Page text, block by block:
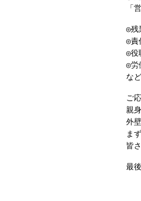
「
◎残
◎責
◎役
◎労
な
ご
親
外
ま
皆
最